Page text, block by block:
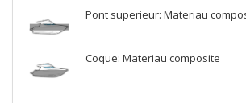
Pont superieur: Materiau
Coque: Materiau composite